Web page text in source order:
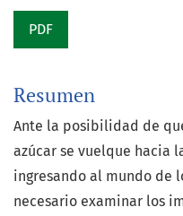
PDF
Resumen
Ante la posibilidad de
azúcar se vuelque hacia
ingresando al mundo de
necesario examinar los